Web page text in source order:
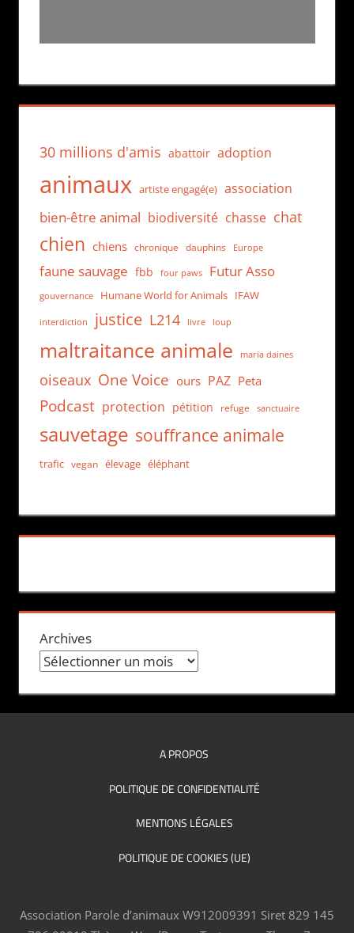
30 millions d'amis abattoir adoption
animaux artiste engagé(e) association
bien-être animal biodiversité chasse chat
chien chiens chronique dauphins Europe
faune sauvage fbb four paws Futur Asso
gouvernance Humane World for Animals IFAW
interdiction justice L214 livre loup
maltraitance animale maria daines
oiseaux One Voice ours PAZ Peta
Podcast protection pétition refuge sanctuaire
sauvetage souffrance animale
trafic vegan élevage éléphant
Archives
A PROPOS
POLITIQUE DE CONFIDENTIALITÉ
MENTIONS LÉGALES
POLITIQUE DE COOKIES (UE)
Association Parole d’animaux W912009391 Siret 829 145